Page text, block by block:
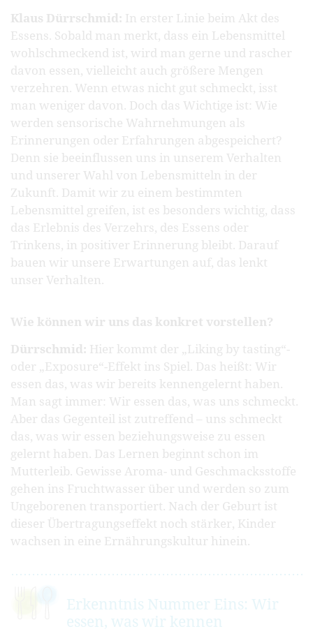
Klaus Dürrschmid: In erster Linie beim Akt des
Essens. Sobald man merkt, dass ein Lebensmittel
wohlschmeckend ist, wird man gerne und rascher
davon essen, vielleicht auch größere Mengen
verzehren. Wenn etwas nicht gut schmeckt, isst
man weniger davon. Doch das Wichtige ist: Wie
werden sensorische Wahrnehmungen als
Erinnerungen oder Erfahrungen abgespeichert?
Denn sie beeinflussen uns in unserem Verhalten
und unserer Wahl von Lebensmitteln in der
Zukunft. Damit wir zu einem bestimmten
Lebensmittel greifen, ist es besonders wichtig, dass
das Erlebnis des Verzehrs, des Essens oder
Trinkens, in positiver Erinnerung bleibt. Darauf
bauen wir unsere Erwartungen auf, das lenkt
unser Verhalten.
Wie können wir uns das konkret vorstellen?
Dürrschmid: Hier kommt der „Liking by tasting“-
oder „Exposure“-Effekt ins Spiel. Das heißt: Wir
essen das, was wir bereits kennengelernt haben.
Man sagt immer: Wir essen das, was uns schmeckt.
Aber das Gegenteil ist zutreffend – uns schmeckt
das, was wir essen beziehungsweise zu essen
gelernt haben. Das Lernen beginnt schon im
Mutterleib. Gewisse Aroma- und Geschmacksstoffe
gehen ins Fruchtwasser über und werden so zum
Ungeborenen transportiert. Nach der Geburt ist
dieser Übertragungseffekt noch stärker, Kinder
wachsen in eine Ernährungskultur hinein.
Erkenntnis Nummer Eins: Wir
essen, was wir kennen